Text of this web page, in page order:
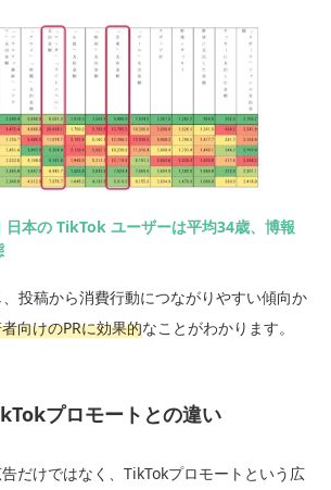
日本の TikTok ユーザーは平均34歳、博報
投稿から消費行動につながりやすい傾向か
向けのPRに効果的なことがわかります。
プロモートとの違い
だけではなく、TikTokプロモートという広